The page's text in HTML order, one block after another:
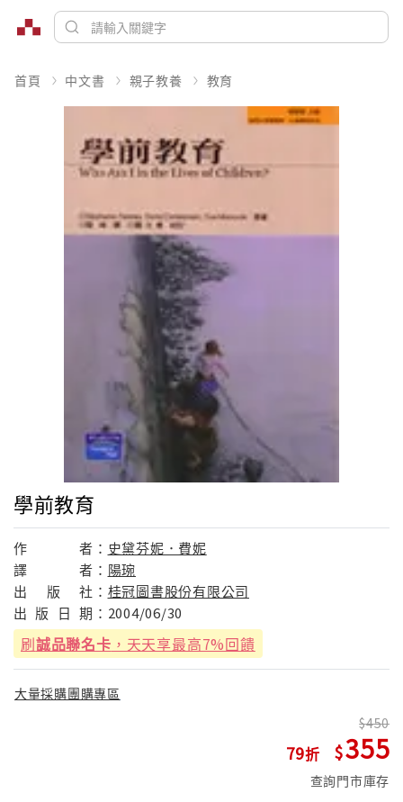
首頁 中文書 親子教養 教育
學前教育
作 者： 史黛芬妮．費妮
譯
者： 陽琬
出
版 社： 桂冠圖書股份有限公司
出 版 日 期： 2004/06/30
刷誠品聯名卡 ，天天享最高7%回饋
大量採購團購專區
79
450
355
查詢門市庫存